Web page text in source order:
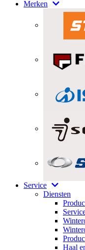
Merken
Service
Diensten
Haal